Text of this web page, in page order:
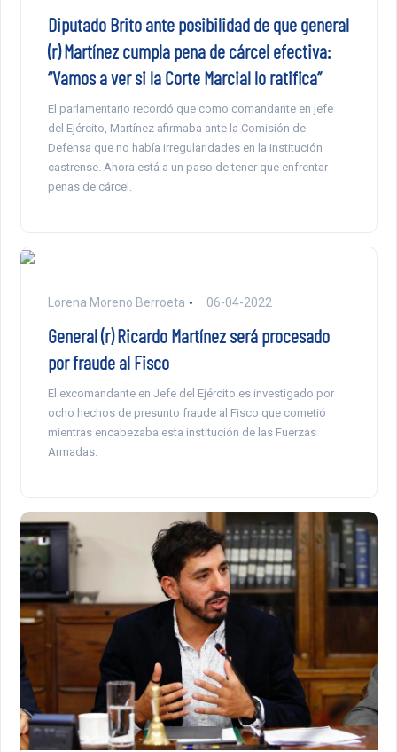
Diputado Brito ante posibilidad de que general
(r) Martínez cumpla pena de cárcel efectiva:
“Vamos a ver si la Corte Marcial lo ratifica”
El parlamentario recordó que como comandante en jefe
del Ejército, Martínez afirmaba ante la Comisión de
Defensa que no había irregularidades en la institución
castrense. Ahora está a un paso de tener que enfrentar
penas de cárcel.
Lorena Moreno Berroeta 06-04-2022
General (r) Ricardo Martínez será procesado
por fraude al Fisco
El excomandante en Jefe del Ejército es investigado por
ocho hechos de presunto fraude al Fisco que cometió
mientras encabezaba esta institución de las Fuerzas
Armadas.